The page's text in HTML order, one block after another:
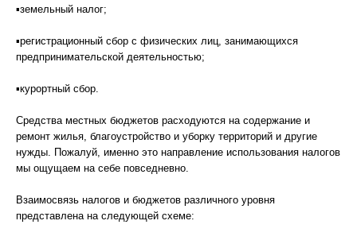
▪земельный налог;
▪регистрационный сбор с физических лиц, занимающихся
предпринимательской деятельностью;
▪курортный сбор.
Средства местных бюджетов расходуются на содержание и
ремонт жилья, благоустройство и уборку территорий и другие
нужды. Пожалуй, именно это направление использования налогов
мы ощущаем на себе повседневно.
Взаимосвязь налогов и бюджетов различного уровня
представлена на следующей схеме: